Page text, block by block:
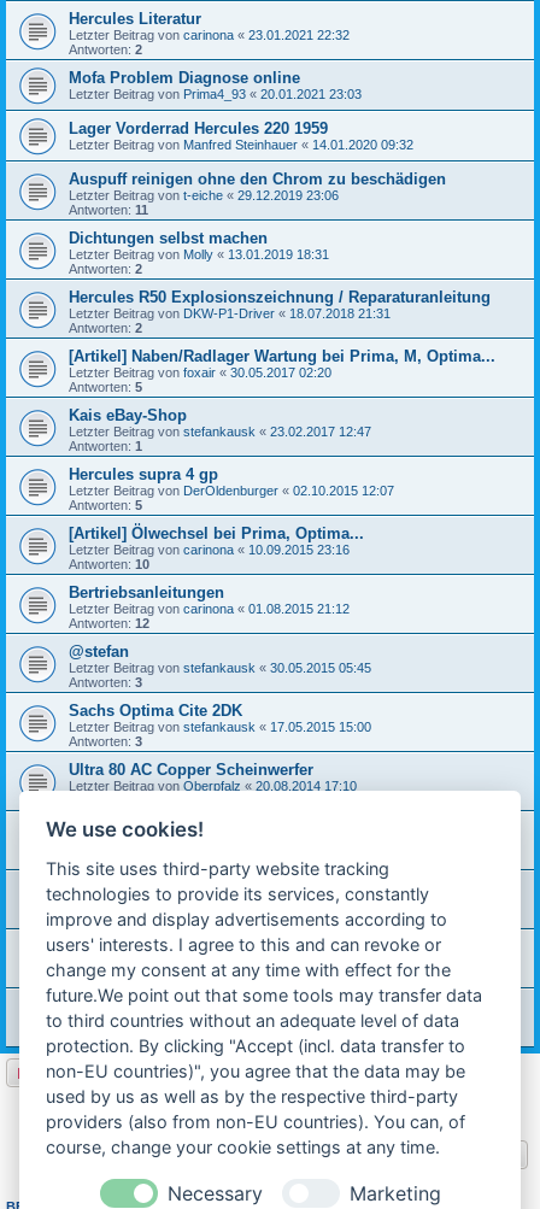
Hercules Literatur
Letzter Beitrag von carinona « 23.01.2021 22:32
Antworten: 2
Mofa Problem Diagnose online
Letzter Beitrag von Prima4_93 « 20.01.2021 23:03
Lager Vorderrad Hercules 220 1959
Letzter Beitrag von Manfred Steinhauer « 14.01.2020 09:32
Auspuff reinigen ohne den Chrom zu beschädigen
Letzter Beitrag von t-eiche « 29.12.2019 23:06
Antworten: 11
Dichtungen selbst machen
Letzter Beitrag von Molly « 13.01.2019 18:31
Antworten: 2
Hercules R50 Explosionszeichnung / Reparaturanleitung
Letzter Beitrag von DKW-P1-Driver « 18.07.2018 21:31
Antworten: 2
[Artikel] Naben/Radlager Wartung bei Prima, M, Optima...
Letzter Beitrag von foxair « 30.05.2017 02:20
Antworten: 5
Kais eBay-Shop
Letzter Beitrag von stefankausk « 23.02.2017 12:47
Antworten: 1
Hercules supra 4 gp
Letzter Beitrag von DerOldenburger « 02.10.2015 12:07
Antworten: 5
[Artikel] Ölwechsel bei Prima, Optima...
Letzter Beitrag von carinona « 10.09.2015 23:16
Antworten: 10
Bertriebsanleitungen
Letzter Beitrag von carinona « 01.08.2015 21:12
Antworten: 12
@stefan
Letzter Beitrag von stefankausk « 30.05.2015 05:45
Antworten: 3
Sachs Optima Cite 2DK
Letzter Beitrag von stefankausk « 17.05.2015 15:00
Antworten: 3
Ultra 80 AC Copper Scheinwerfer
Letzter Beitrag von Oberpfalz « 20.08.2014 17:10
Das Projekt: Route Du Sud
Antworten:
[Artikel] Kupplungseinstellung bei Prima, Optima...
Letzter Beitrag voncarinona«06.03.2013 19:26
Antworten:5
[Treffen] Hercules-IG Jahrestreffen 2012 (Edersee)
technik-ostfriese
06.06.2012 16:04
Antworten: 2
[Treffen] 125 Jahre Hercules in Nürnberg (24. bis 26. Juni)
Letzter Beitrag von technik-ostfriese«05.06.2012 12:19
Antworten:
3
Neues Thema
26 Themen 1 2 Nächste
Gehe zu
We use cookies!
This site uses third-party website tracking
technologies to provide its services, constantly
improve and display advertisements according to
users' interests. I agree to this and can revoke or
change my consent at any time with effect for the
future.We point out that some tools may transfer data
to third countries without an adequate level of data
protection. By clicking "Accept (incl. data transfer to
non-EU countries)", you agree that the data may be
used by us as well as by the respective third-party
providers (also from non-EU countries). You can, of
course, change your cookie settings at any time.
Necessary Marketing